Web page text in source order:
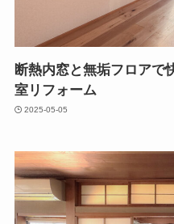
断熱内窓と無垢フロアで
室リフォーム
2025-05-05